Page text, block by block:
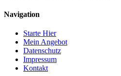
Navigation
Starte Hier
Mein Angebot
Datenschutz
Impressum
Kontakt